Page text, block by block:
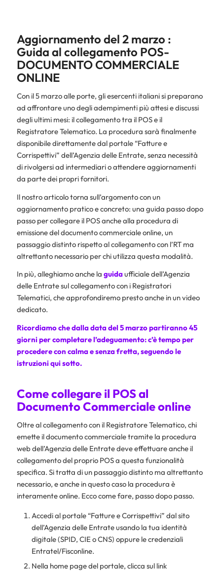
Aggiornamento del 2 marzo :
Guida al collegamento POS-
DOCUMENTO COMMERCIALE
ONLINE
Con il 5 marzo alle porte, gli esercenti italiani si preparano
ad affrontare uno degli adempimenti più attesi e discussi
degli ultimi mesi: il collegamento tra il POS e il
Registratore Telematico. La procedura sarà finalmente
disponibile direttamente dal portale “Fatture e
Corrispettivi” dell’Agenzia delle Entrate, senza necessità
di rivolgersi ad intermediari o attendere aggiornamenti
da parte dei propri fornitori.
Il nostro articolo torna sull’argomento con un
aggiornamento pratico e concreto: una guida passo dopo
passo per collegare il POS anche alla procedura di
emissione del documento commerciale online, un
passaggio distinto rispetto al collegamento con l’RT ma
altrettanto necessario per chi utilizza questa modalità.
In più, alleghiamo anche la guidaufficiale dell’Agenzia
delle Entrate sul collegamento con i Registratori
Telematici, che approfondiremo presto anche in un video
dedicato.
Ricordiamo che dalla data del 5 marzo partiranno 45
giorni per completare l’adeguamento: c’è tempo per
procedere con calma e senza fretta, seguendo le
istruzioni qui sotto.
Come collegare il POS al
Documento Commerciale online
Oltre al collegamento con il Registratore Telematico, chi
emette il documento commerciale tramite la procedura
web dell’Agenzia delle Entrate deve effettuare anche il
collegamento del proprio POS a questa funzionalità
specifica. Si tratta di un passaggio distinto ma altrettanto
necessario, e anche in questo caso la procedura è
interamente online. Ecco come fare, passo dopo passo.
Accedi al portale “Fatture e Corrispettivi” dal sito
dell’Agenzia delle Entrate usando la tua identità
digitale (SPID, CIE o CNS) oppure le credenziali
Entratel/Fisconline.
Nella home page del portale, clicca sul link